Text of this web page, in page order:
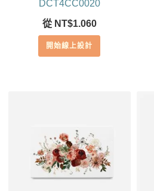
DCT4CC0020
從 NT$1.060
開始線上設計